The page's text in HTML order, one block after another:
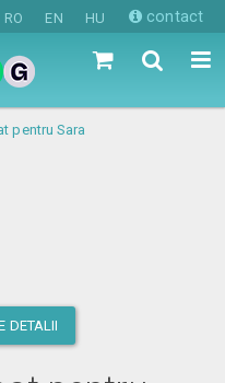
RO EN HU contact
DETALII